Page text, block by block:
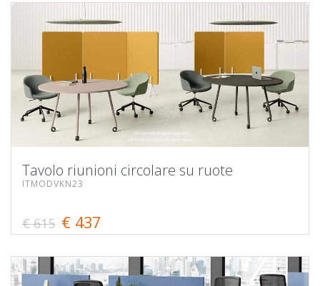
Tavolo riunioni circolare su ruote
ITMODVKN23
€ 615 € 437